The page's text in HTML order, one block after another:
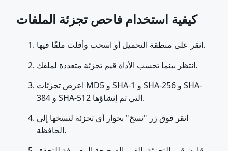
كيفية استخدام فاحص تجزئة الملفات
انقر على منطقة التحميل أو اسحب وأفلت ملفًا فيها.
انتظر بينما تحسب الأداة قيم تجزئة متعددة لملفك.
اعرض تجزئات MD5 و SHA-1 و SHA-256 و SHA-
384 و SHA-512 التي تم إنشاؤها.
انقر فوق زر "نسخ" بجوار أي تجزئة لنسخها إلى
الحافظة.